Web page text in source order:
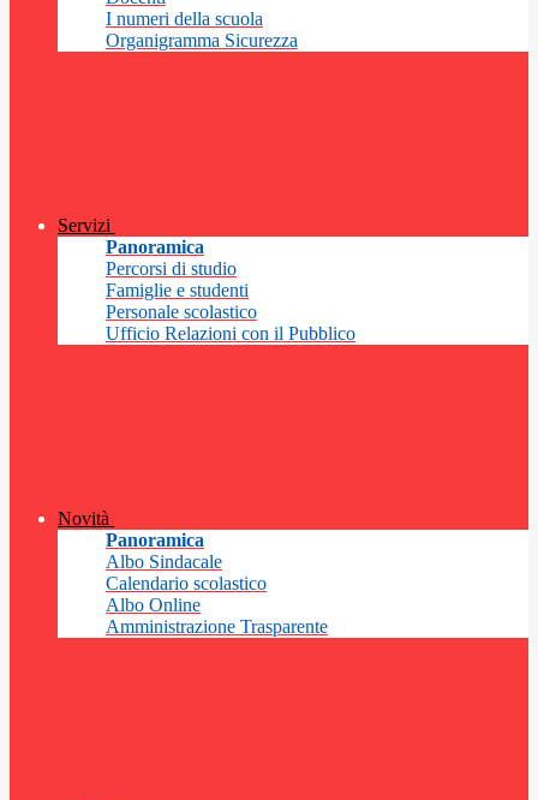
I numeri della scuola
Organigramma Sicurezza
Servizi
Panoramica
Percorsi di studio
Famiglie e studenti
Personale scolastico
Ufficio Relazioni con il Pubblico
Novità
Panoramica
Albo Sindacale
Calendario scolastico
Albo Online
Amministrazione Trasparente